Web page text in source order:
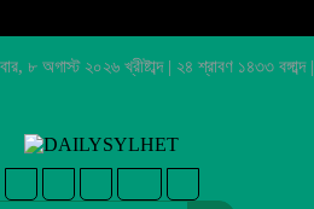
৮ অগাস্ট ২০২৬ খ্রীষ্টাব্দ | ২৪ শ্রাবণ ১৪৩৩ বঙ্গাব্দ |